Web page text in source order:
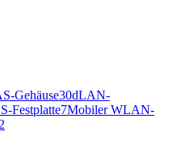
Gehäuse30dLAN-
Festplatte7Mobiler WLAN-